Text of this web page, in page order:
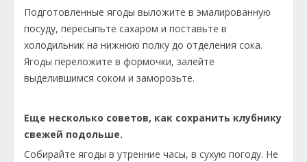
Подготовленные ягоды выложите в эмалированную
посуду, пересыпьте сахаром и поставьте в
холодильник на нижнюю полку до отделения сока.
Ягоды переложите в формочки, залейте
выделившимся соком и заморозьте.
Еще несколько советов, как сохранить клубнику
свежей подольше.
Собирайте ягоды в утренние часы, в сухую погоду. Не